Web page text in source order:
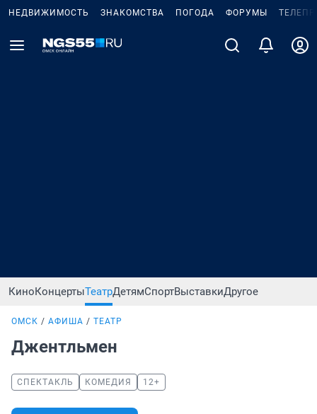
НЕДВИЖИМОСТЬ ЗНАКОМСТВА ПОГОДА ФОРУМЫ
КиноКонцертыТеатрДетямСпортВыставкиДругое
ОМСК АФИША ТЕАТР
Джентльмен
СПЕКТАКЛЬ КОМЕДИЯ 12+